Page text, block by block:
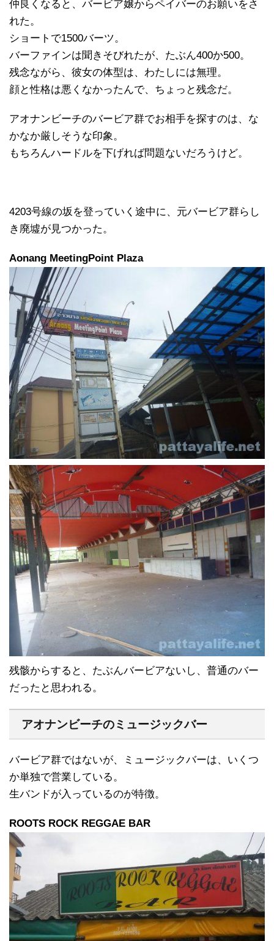
仲良くなると、バービア嬢からペイバーのお願いをさ
れた。
ショートで1500バーツ。
バーファインは聞きそびれたが、たぶん400か500。
残念ながら、彼女の体型は、わたしには無理。
顔と性格は悪くなかったんで、ちょっと残念だ。
アオナンビーチのバービア群でお相手を探すのは、な
かなか厳しそうな印象。
もちろんハードルを下げれば問題ないだろうけど。
4203号線の坂を登っていく途中に、元バービア群らし
き廃墟が見つかった。
Aonang MeetingPoint Plaza
残骸からすると、たぶんバービアないし、普通のバー
だったと思われる。
アオナンビーチのミュージックバー
バービア群ではないが、ミュージックバーは、いくつ
か単独で営業している。
生バンドが入っているのが特徴。
ROOTS ROCK REGGAE BAR